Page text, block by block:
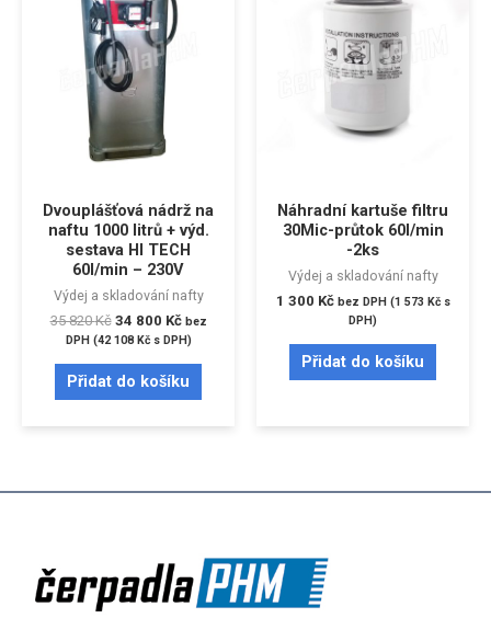
Dvouplášťová nádrž na
naftu 1000 litrů + výd.
sestava HI TECH
60l/min – 230V
Výdej a skladování nafty
35 820Kč 34 800 Kč bez
DPH (42 108 Kčs DPH)
Přidat do košíku
Náhradní kartuše filtru
30Mic-průtok 60l/min
-2ks
Výdej a skladování nafty
1 300 Kč bez DPH (1 573 Kčs
DPH)
Přidat do košíku